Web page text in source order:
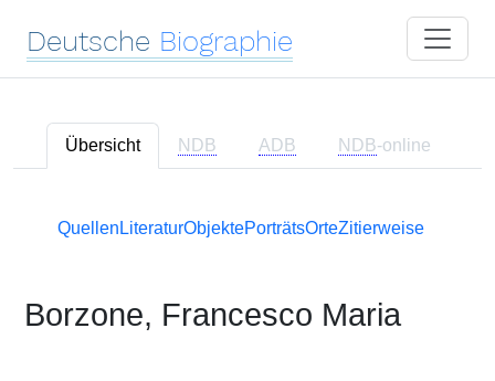
Deutsche Biographie
Übersicht NDB ADB NDB-online
Quellen LiteraturObjektePorträtsOrteZitierweise
Borzone, Francesco Maria